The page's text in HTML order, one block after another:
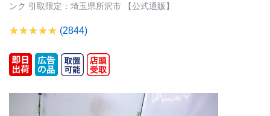
ンク 引取限定：埼玉県所沢市 【公式通販】
(2844)